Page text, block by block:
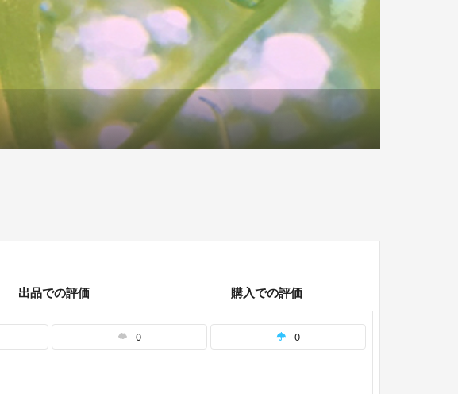
出品での評価 購入での評価
0 0